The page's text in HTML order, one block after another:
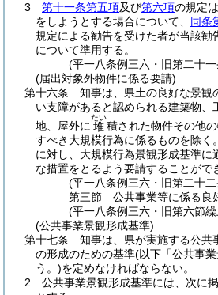
3
第十一条第五項及び第六項の規定は
をしようとする場合について、 同条
規定による勧告を受けた者が当該勧
について準用する。
(平一八条例三六・旧第二十
(届出対象外物件に係る要請)
第十六条
知事は、県土の良好な景観
い支障があると認められる建築物、
地、屋外に 堆
たい
積された物件その他
すべき大規模行為に係るものを除く
に対し、大規模行為景観形成基準に
な措置をとるよう要請することがで
(平一八条例三六・旧第二十
第三節
公共事業等に係る良
(平一八条例三六・旧第六節
(公共事業景観形成基準)
第十七条
知事は、県が実施する公共
の形成のための基準(以下「公共事
う。)を定めなければならない。
2
公共事業景観形成基準には、次に